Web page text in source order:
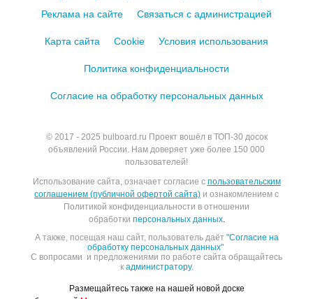
© 2017 - 2025 bulboard.ru Проект вошёл в ТОП-30 досок
объявлений России. Нам доверяет уже более 150 000
пользователей!
Использование сайта, означает согласие с пользовательским
соглашением (публичной офертой сайта) и ознакомлением с
Политикой конфиденциальности в отношении
обработки персональных данных.
А также, посещая наш сайт, пользователь даёт "Согласие на
обработку персональных данных"
С вопросами и предложениями по работе сайта обращайтесь
к администратору.
Реклама на сайте
Связаться с администрацией
Карта сайта Cookie Условия использования
Политика конфиденциальности
Согласие на обработку персональных данных
Размещайтесь также на нашей новой доске